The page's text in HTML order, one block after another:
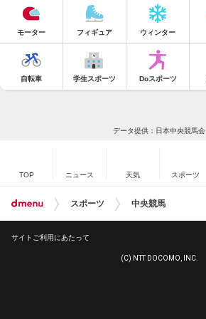
モーター フィギュア ウィンター
自転車 学生スポーツ Doスポーツ
データ提供：日本中央競馬会
TOP ニュース 天気 スポーツ
スポーツ 中央競馬
サイトご利用にあたって
(C) NTT DOCOMO, INC.